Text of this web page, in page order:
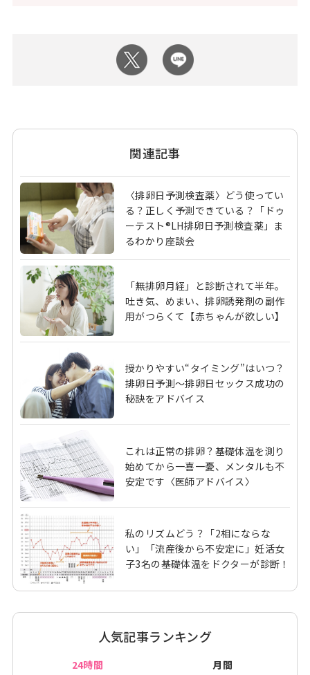
関連記事
〈排卵日予測検査薬〉どう使ってい
る？正しく予測できている？「ドゥ
ーテスト®LH排卵日予測検査薬」ま
るわかり座談会
「無排卵月経」と診断されて半年。
吐き気、めまい、排卵誘発剤の副作
用がつらくて【赤ちゃんが欲しい】
授かりやすい“タイミング”はいつ？
排卵日予測～排卵日セックス成功の
秘訣をアドバイス
これは正常の排卵？基礎体温を測り
始めてから一喜一憂、メンタルも不
安定です〈医師アドバイス〉
私のリズムどう？「2相にならな
い」「流産後から不安定に」妊活女
子3名の基礎体温をドクターが診断！
人気記事ランキング
24時間 月間